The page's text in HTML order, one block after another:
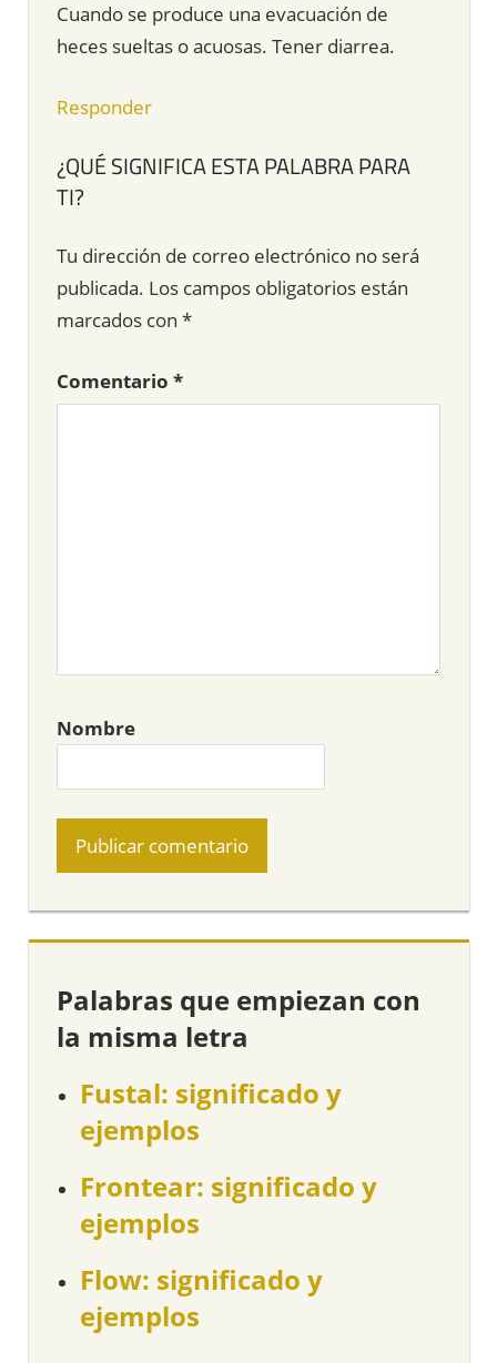
Cuando se produce una evacuación de
heces sueltas o acuosas. Tener diarrea.
Responder
¿QUÉ SIGNIFICA ESTA PALABRA PARA
TI?
Tu dirección de correo electrónico no será
publicada. Los campos obligatorios están
marcados con *
Comentario *
Nombre
Palabras que empiezan con
la misma letra
Fustal: significado y
ejemplos
Frontear: significado y
ejemplos
Flow: significado y
ejemplos